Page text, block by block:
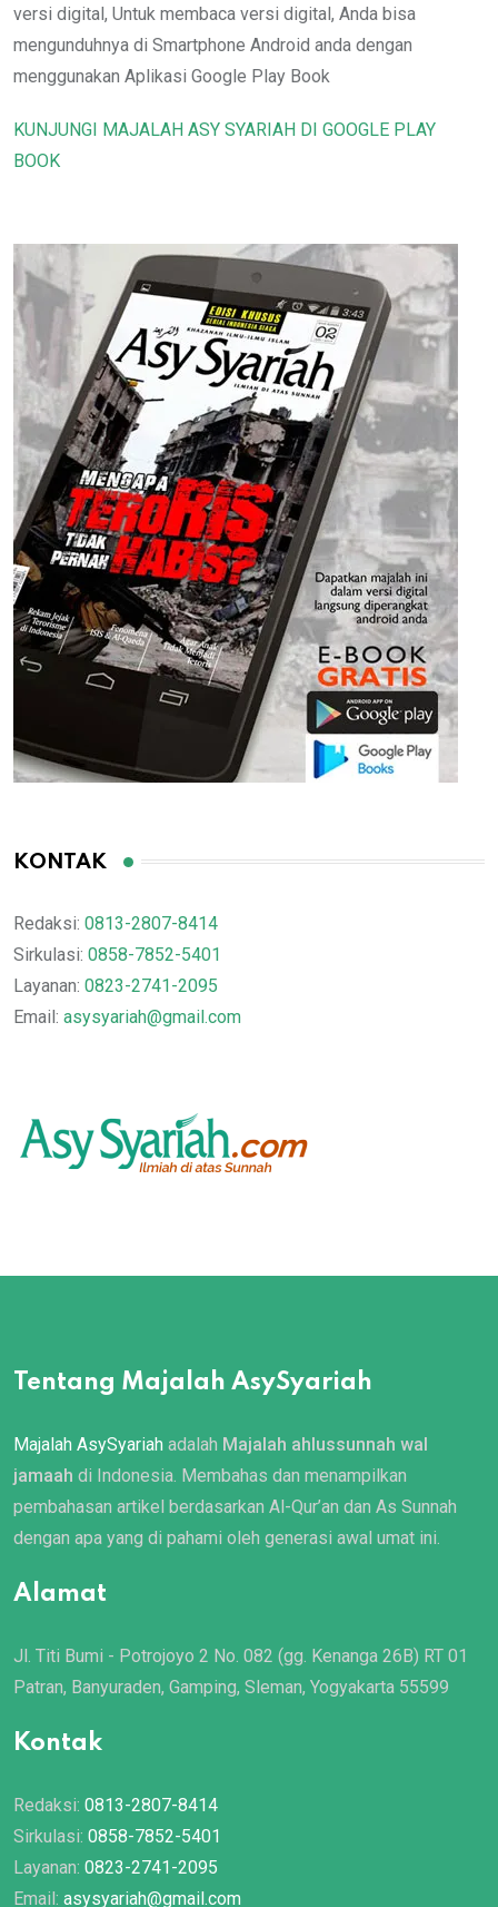
versi digital, Untuk membaca versi digital, Anda bisa
mengunduhnya di Smartphone Android anda dengan
menggunakan Aplikasi Google Play Book
KUNJUNGI MAJALAH ASY SYARIAH DI GOOGLE PLAY
BOOK
KONTAK
Redaksi: 0813-2807-8414
Sirkulasi: 0858-7852-5401
Layanan: 0823-2741-2095
Email: asysyariah@gmail.com
Tentang Majalah AsySyariah
Majalah AsySyariah adalah Majalah ahlussunnah wal
jamaah di Indonesia. Membahas dan menampilkan
pembahasan artikel berdasarkan Al-Qur’an dan As Sunnah
dengan apa yang di pahami oleh generasi awal umat ini.
Alamat
Jl. Titi Bumi - Potrojoyo 2 No. 082 (gg. Kenanga 26B) RT 01
Patran, Banyuraden, Gamping, Sleman, Yogyakarta 55599
Kontak
Redaksi: 0813-2807-8414
Sirkulasi: 0858-7852-5401
Layanan: 0823-2741-2095
Email: asysyariah@gmail.com